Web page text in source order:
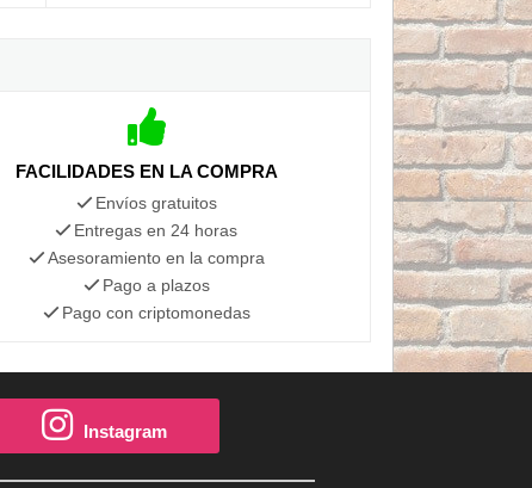
FACILIDADES EN LA COMPRA
Envíos gratuitos
Entregas en 24 horas
Asesoramiento en la compra
Pago a plazos
Pago con criptomonedas
Instagram